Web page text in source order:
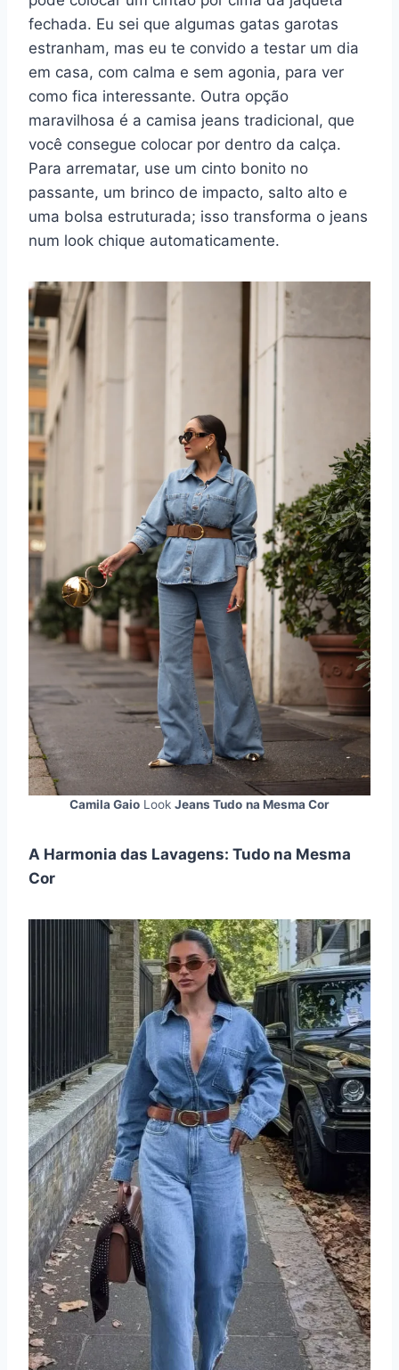
fechada. Eu sei que algumas gatas garotas
estranham, mas eu te convido a testar um dia
em casa, com calma e sem agonia, para ver
como fica interessante. Outra opção
maravilhosa é a camisa jeans tradicional, que
você consegue colocar por dentro da calça.
Para arrematar, use um cinto bonito no
passante, um brinco de impacto, salto alto e
uma bolsa estruturada; isso transforma o jeans
num look chique automaticamente.
Camila Gaio Look Jeans Tudo na Mesma Cor
A Harmonia das Lavagens: Tudo na Mesma
Cor